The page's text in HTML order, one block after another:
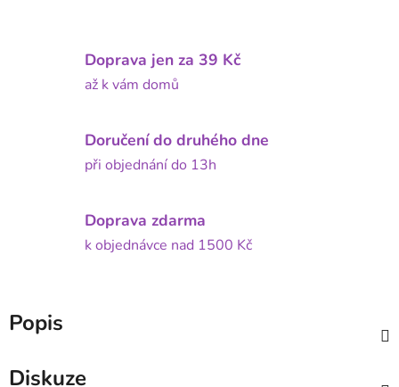
Doprava jen za 39 Kč
až k vám domů
Doručení do druhého dne
při objednání do 13h
Doprava zdarma
k objednávce nad 1500 Kč
Popis
Diskuze